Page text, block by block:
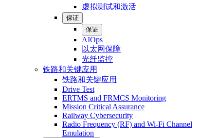
虚拟测试和激活
保证
保证
AIOps
以太网保障
光纤监控
铁路和关键应用
铁路和关键应用
Drive Test
ERTMS and FRMCS Monitoring
Mission Critical Assurance
Railway Cybersecurity
Radio Frequency (RF) and Wi-Fi Channel
Emulation